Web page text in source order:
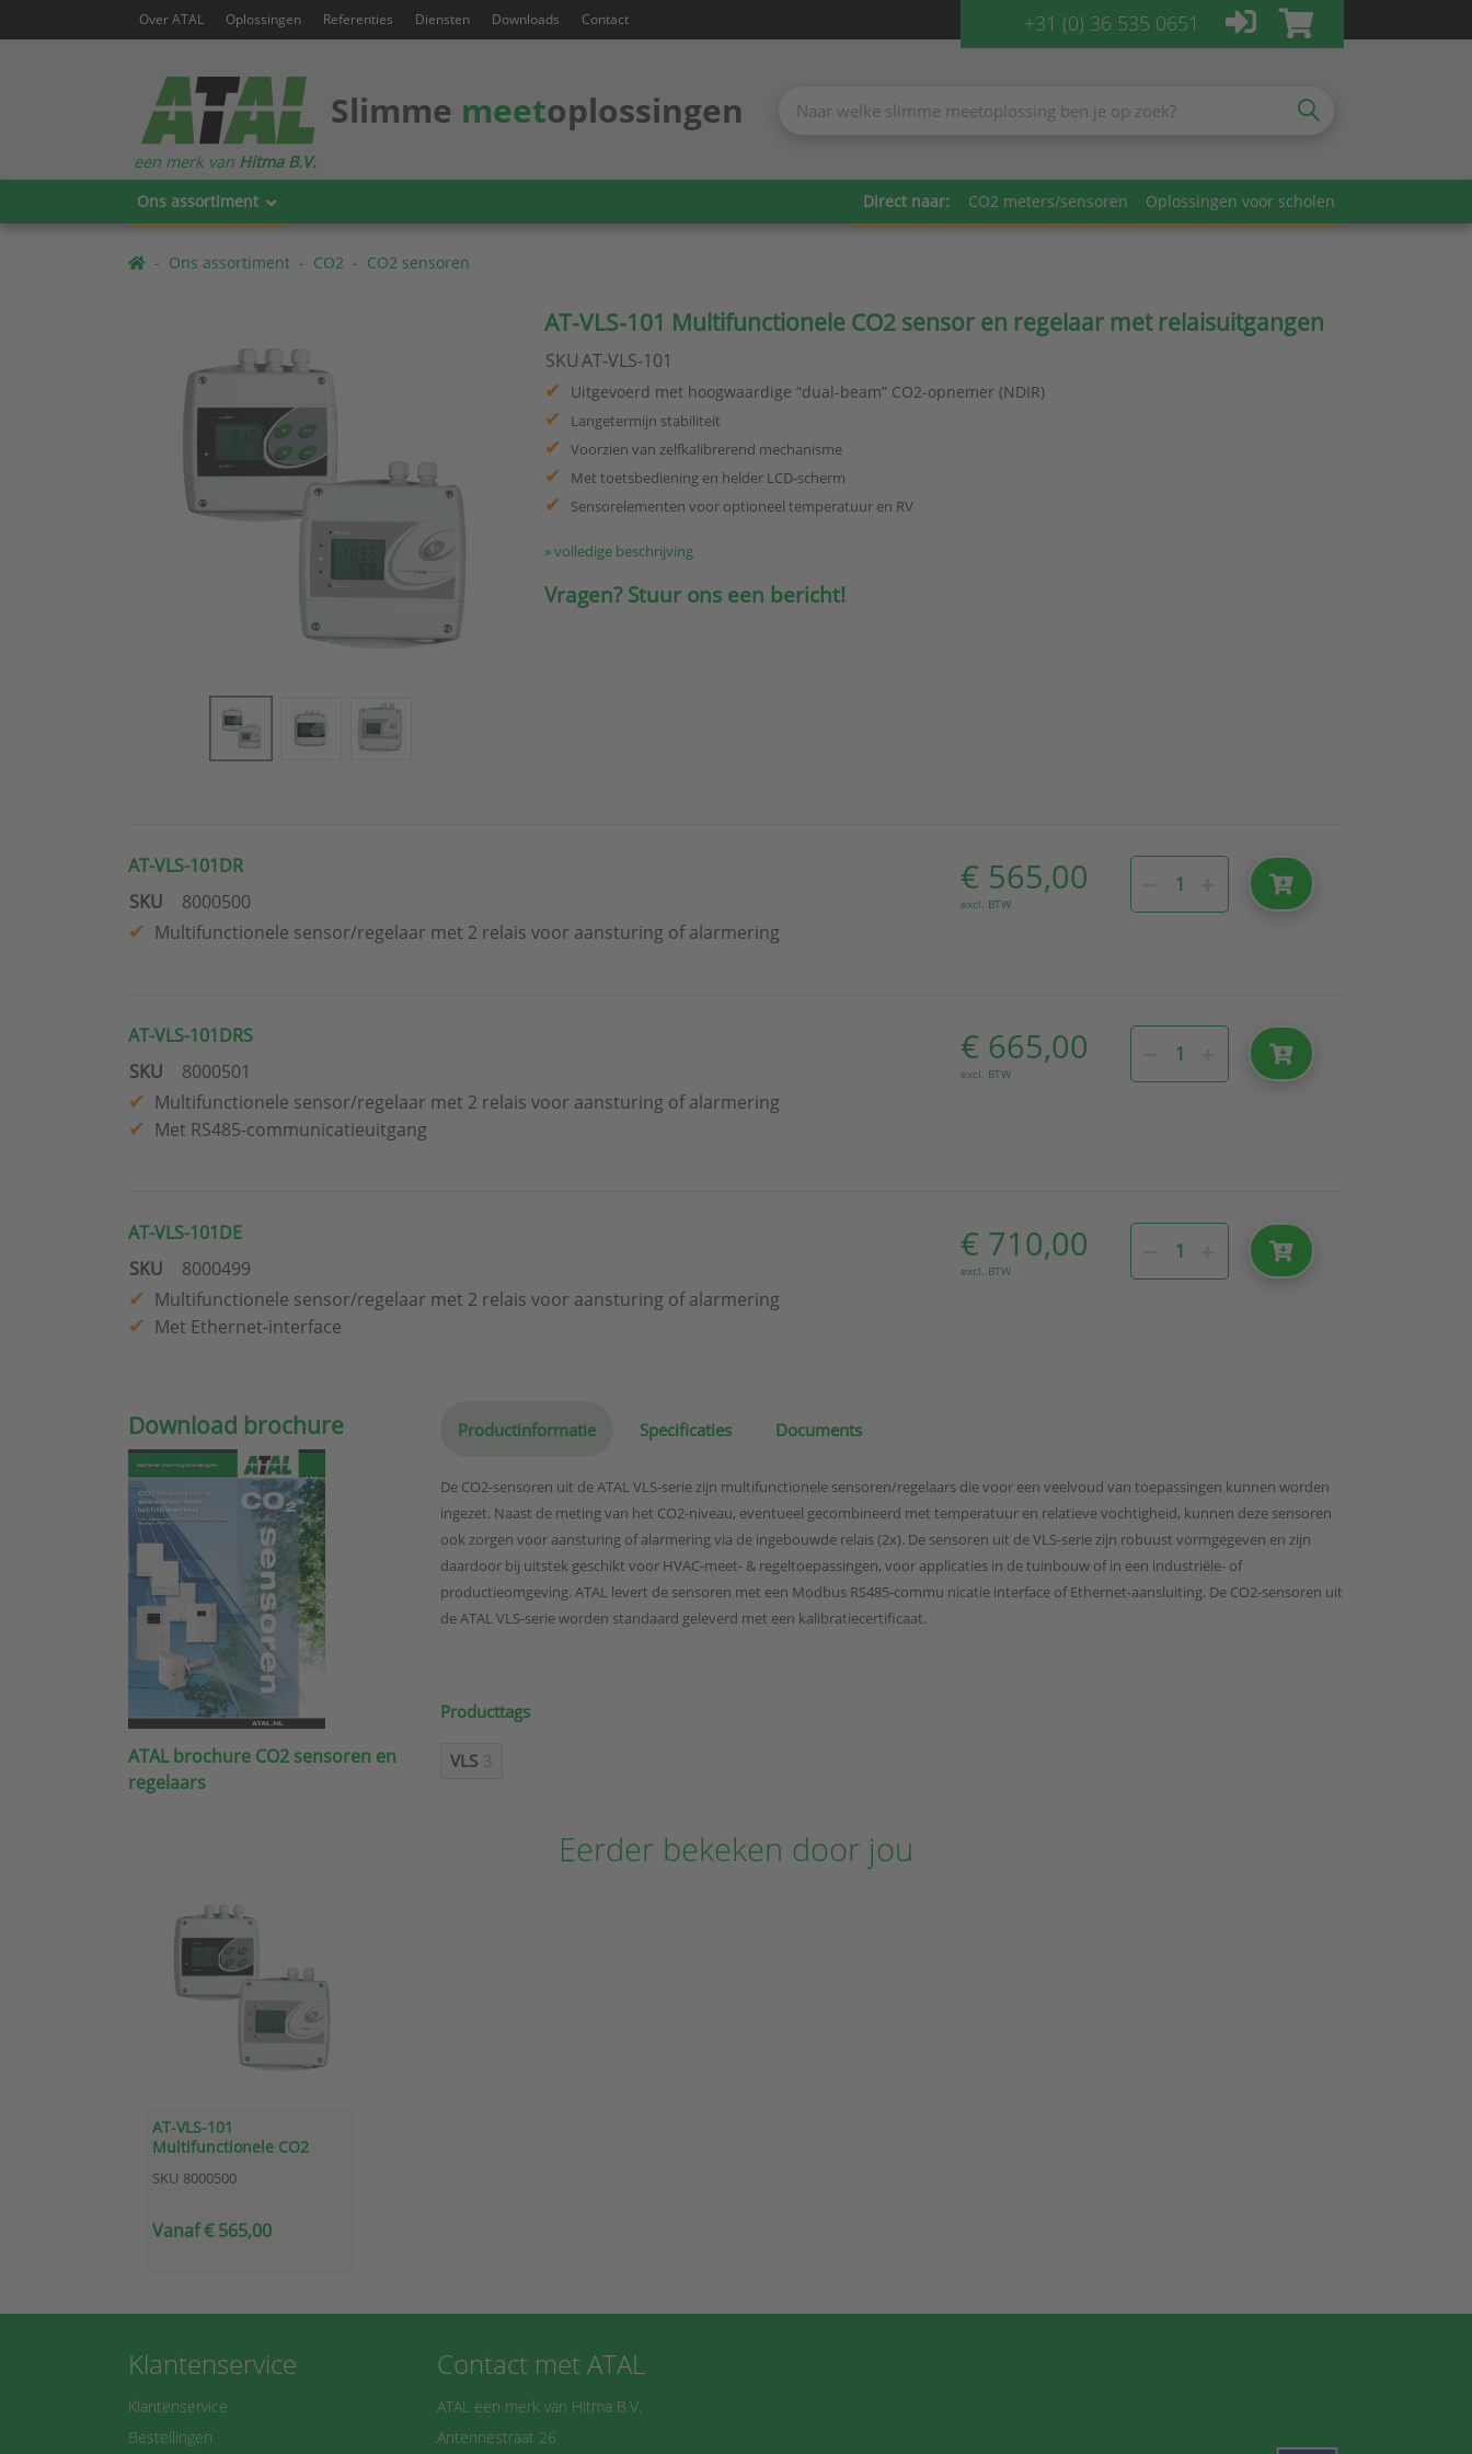
Over ATAL Oplossingen Referenties Diensten Downloads Contact +31 (0) 36 535 0651
Slimme meetoplossingen
Ons assortiment Direct naar: CO2 meters/sensoren Oplossingen voor scholen
een merk van Hitma B.V.
Ons assortiment CO2 CO2 sensoren
AT-VLS-101 Multifunctionele CO2 sensor en regelaar met relaisuitgangen
SKUAT-VLS-101
Uitgevoerd met hoogwaardige “dual-beam” CO2-opnemer (NDIR)
Langetermijn stabiliteit
Voorzien van zelfkalibrerend mechanisme
Met toetsbediening en helder LCD-scherm
Sensorelementen voor optioneel temperatuur en RV
» volledige beschrijving
Vragen? Stuur ons een bericht!
AT-VLS-101DR
SKU
8000500
Multifunctionele sensor/regelaar met 2 relais voor aansturing of alarmering
€ 565,00
excl. BTW
AT-VLS-101DRS
SKU
8000501
Multifunctionele sensor/regelaar met 2 relais voor aansturing of alarmering
Met RS485-communicatieuitgang
€ 665,00
excl. BTW
AT-VLS-101DE
SKU
8000499
Multifunctionele sensor/regelaar met 2 relais voor aansturing of alarmering
Met Ethernet-interface
€ 710,00
excl. BTW
Download brochure
ATAL brochure CO2 sensoren en
regelaars
Productinformatie Specificaties Documents
De CO2-sensoren uit de ATAL VLS-serie zijn multifunctionele sensoren/regelaars die voor een veelvoud van toepassingen kunnen worden
ingezet. Naast de meting van het CO2-niveau, eventueel gecombineerd met temperatuur en relatieve vochtigheid, kunnen deze sensoren
ook zorgen voor aansturing of alarmering via de ingebouwde relais (2x). De sensoren uit de VLS-serie zijn robuust vormgegeven en zijn
daardoor bij uitstek geschikt voor HVAC-meet- & regeltoepassingen, voor applicaties in de tuinbouw of in een industriële- of
productieomgeving. ATAL levert de sensoren met een Modbus RS485-commu nicatie interface of Ethernet-aansluiting. De CO2-sensoren uit
de ATAL VLS-serie worden standaard geleverd met een kalibratiecertificaat.
Producttags
VLS 3
Eerder bekeken door jou
AT-VLS-101
Multifunctionele CO2
relaisuitgangen
SKU 8000500
Vanaf € 565,00
Klantenservice
Klantenservice
Bestellingen
Contact met ATAL
ATAL een merk van Hitma B.V.
Antennestraat 26